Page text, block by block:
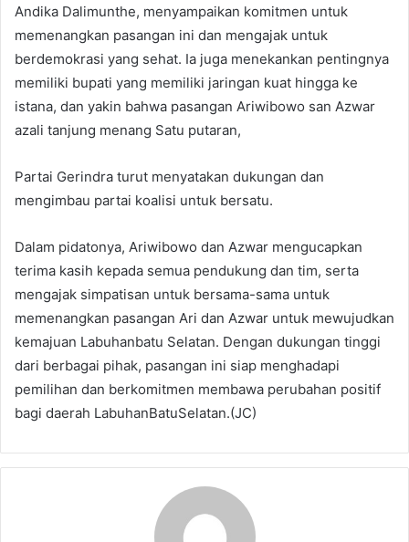
Andika Dalimunthe, menyampaikan komitmen untuk
memenangkan pasangan ini dan mengajak untuk
berdemokrasi yang sehat. Ia juga menekankan pentingnya
memiliki bupati yang memiliki jaringan kuat hingga ke
istana, dan yakin bahwa pasangan Ariwibowo san Azwar
azali tanjung menang Satu putaran,
Partai Gerindra turut menyatakan dukungan dan
mengimbau partai koalisi untuk bersatu.
Dalam pidatonya, Ariwibowo dan Azwar mengucapkan
terima kasih kepada semua pendukung dan tim, serta
mengajak simpatisan untuk bersama-sama untuk
memenangkan pasangan Ari dan Azwar untuk mewujudkan
kemajuan Labuhanbatu Selatan. Dengan dukungan tinggi
dari berbagai pihak, pasangan ini siap menghadapi
pemilihan dan berkomitmen membawa perubahan positif
bagi daerah LabuhanBatuSelatan.(JC)